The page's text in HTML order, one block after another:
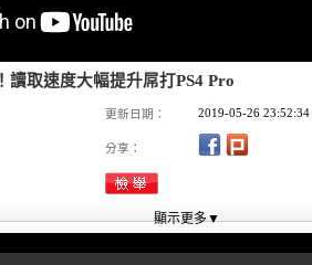
讀取速度大幅提升屌打PS4 Pro
更新日期： 2019-05-26 23:52:34
分享：